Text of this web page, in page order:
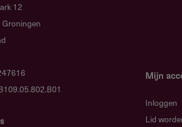
12
Mijn
Inloggen
Lid